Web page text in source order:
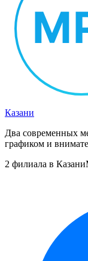
Казани
Два современных
графиком и
2 филиала в Казани